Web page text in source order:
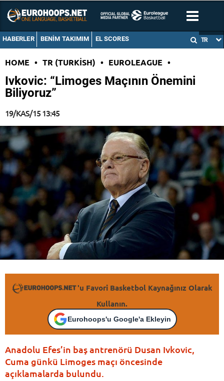
HABERLER BENIM TAKIMIM EL SCORES TR
HOME • TR (TURKISH) • EUROLEAGUE •
Ivkovic: “Limoges Maçının Önemini
Biliyoruz”
19/KAS/15 13:45
'u Favori Basketbol Kaynağınız Olarak
Kullanın.
Eurohoops'u Google'a Ekleyin
Anadolu Efes’in baş antrenörü Dusan Ivkovic,
Cuma günkü Limoges maçı öncesinde
açıklamalarda bulundu.